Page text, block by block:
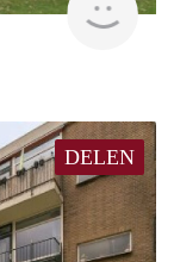
DELEN